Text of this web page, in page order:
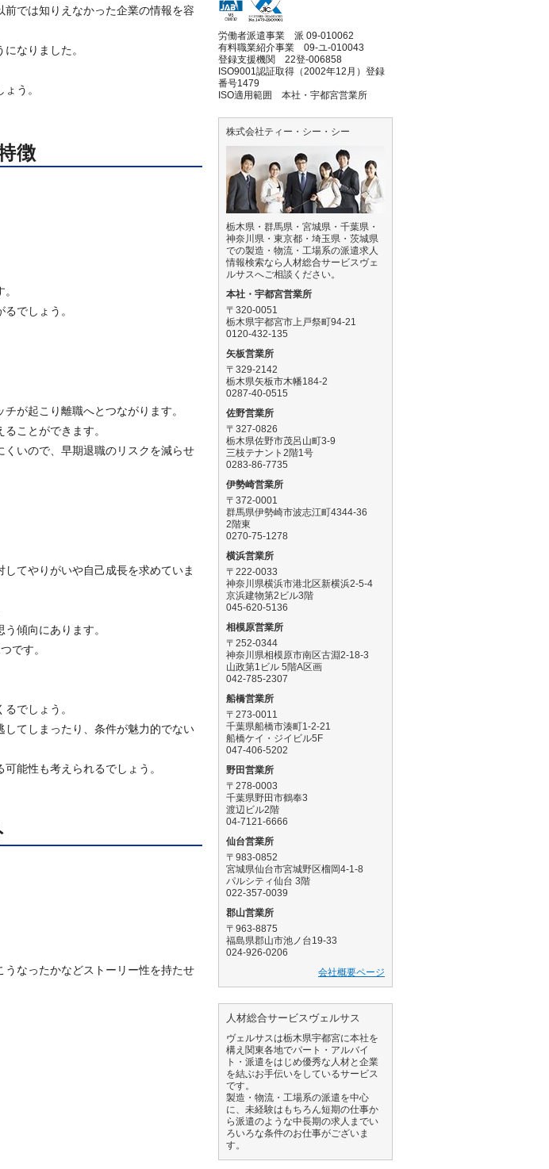
では知りえなかった企業の情報を容
なりました。
う。
徴
でしょう。
が起こり離職へとつながります。
ことができます。
いので、早期退職のリスクを減らせ
てやりがいや自己成長を求めていま
傾向にあります。
です。
でしょう。
てしまったり、条件が魅力的でない
能性も考えられるでしょう。
なったかなどストーリー性を持たせ
労働者派遣事業 派 09-010062
有料職業紹介事業 09-ユ-010043
登録支援機関 22登-006858
ISO9001認証取得（2002年12月）登録
番号1479
ISO適用範囲 本社・宇都宮営業所
株式会社ティー・シー・シー
栃木県・群馬県・宮城県・千葉県・
神奈川県・東京都・埼玉県・茨城県
での製造・物流・工場系の派遣求人
情報検索なら人材総合サービスヴェ
ルサスへご相談ください。
本社・宇都宮営業所
〒320-0051
栃木県宇都宮市上戸祭町94-21
0120-432-135
矢板営業所
〒329-2142
栃木県矢板市木幡184-2
0287-40-0515
佐野営業所
〒327-0826
栃木県佐野市茂呂山町3-9
三枝テナント2階1号
0283-86-7735
伊勢崎営業所
〒372-0001
群馬県伊勢崎市波志江町4344-36
2階東
0270-75-1278
横浜営業所
〒222-0033
神奈川県横浜市港北区新横浜2-5-4
京浜建物第2ビル3階
045-620-5136
相模原営業所
〒252-0344
神奈川県相模原市南区古淵2-18-3
山政第1ビル 5階A区画
042-785-2307
船橋営業所
〒273-0011
千葉県船橋市湊町1-2-21
船橋ケイ・ジイビル5F
047-406-5202
野田営業所
〒278-0003
千葉県野田市鶴奉3
渡辺ビル2階
04-7121-6666
仙台営業所
〒983-0852
宮城県仙台市宮城野区榴岡4-1-8
パルシティ仙台 3階
022-357-0039
郡山営業所
〒963-8875
福島県郡山市池ノ台19-33
024-926-0206
会社概要ページ
人材総合サービスヴェルサス
ヴェルサスは栃木県宇都宮に本社を
構え関東各地でパート・アルバイ
ト・派遣をはじめ優秀な人材と企業
を結ぶお手伝いをしているサービス
です。
製造・物流・工場系の派遣を中心
に、未経験はもちろん短期の仕事か
ら派遣のような中長期の求人までい
ろいろな条件のお仕事がございま
す。